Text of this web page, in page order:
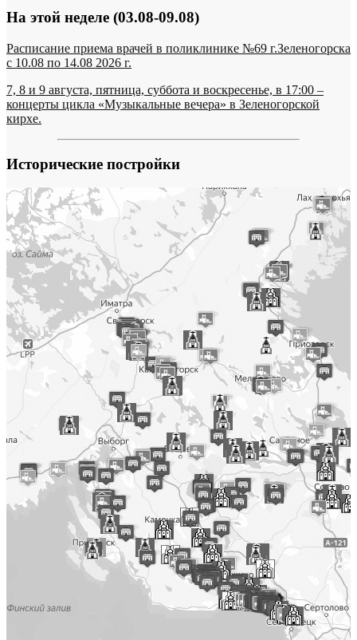
На этой неделе (03.08-09.08)
Расписание приема врачей в поликлинике №69 г.Зеленогорска
c 10.08 по 14.08 2026 г.
7, 8 и 9 августа, пятница, суббота и воскресенье, в 17:00 –
концерты цикла «Музыкальные вечера» в Зеленогорской
кирхе.
Исторические постройки